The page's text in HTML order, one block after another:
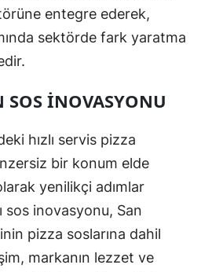
entegre ederek,
sektörde fark yaratma
INOVASYONU
hızlı servis pizza
bir konum elde
yenilikçi adımlar
sos inovasyonu, San
pizza soslarına dahil
markanın lezzet ve